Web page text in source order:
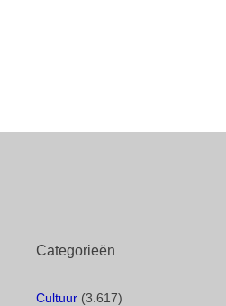
Categorieën
Cultuur (3.617)